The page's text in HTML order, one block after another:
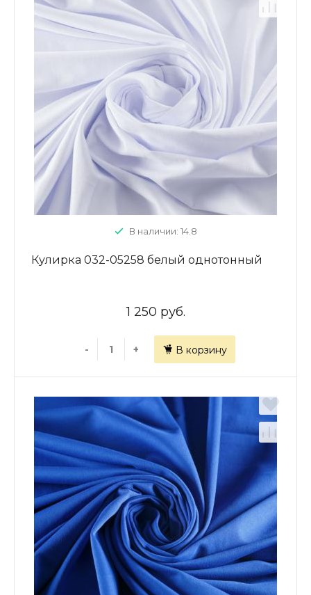
В наличии: 14.8
Кулирка 032-05258 белый однотонный
1 250 руб.
- + В корзину